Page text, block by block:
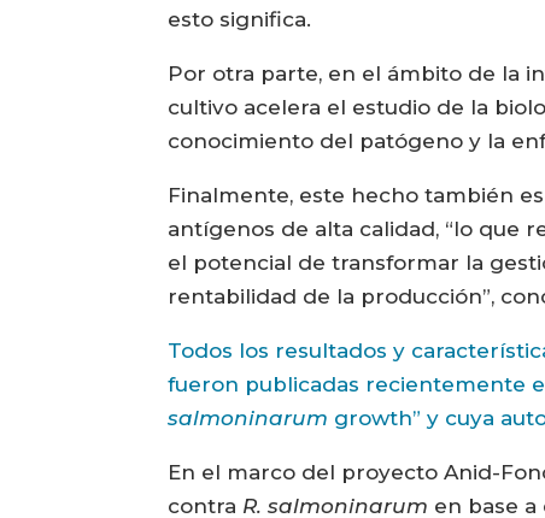
esto significa.
Por otra parte, en el ámbito de la
cultivo acelera el estudio de la
conocimiento del patógeno y la
Finalmente, este hecho también
antígenos de alta calidad, “lo que
el potencial de transformar la
rentabilidad de la producción”,
Todos los resultados y
fueron publicadas recientemente
salmoninarum growth” y cuya
En el marco del proyecto Anid-
contra R. salmoninarum en base a